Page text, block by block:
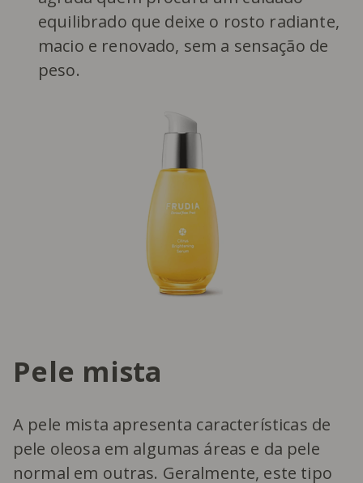
equilibrado que deixe o rosto radiante,
macio e renovado, sem a sensação de
peso.
Pele mista
A pele mista apresenta características de
pele oleosa em algumas áreas e da pele
normal em outras. Geralmente, este tipo